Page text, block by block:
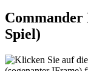
Commander
Spiel)